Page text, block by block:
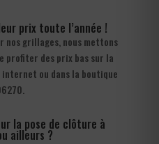
prix toute l’année !
nos grillages, nous mettons
profiter des prix bas sur la
ou dans la boutique
la pose de clôture à
ailleurs ?